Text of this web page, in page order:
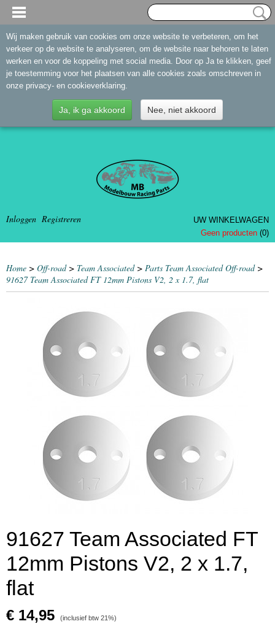
Inloggen Registreren
UW WINKELWAGEN
Geen producten (0)
Home > Off-road> Team Associated> Parts Team Associated Off-road>
91627 Team Associated FT 12mm Pistons V2, 2 x 1.7, flat
91627 Team Associated FT
12mm Pistons V2, 2 x 1.7,
flat
€ 14,95 (inclusief btw 21%)
Wij maken gebruik van cookies om onze website te verbeteren, om het
verkeer op de website te analyseren, om de website naar behoren te laten
werken en voor de koppeling met social media. Door op Ja te klikken, geef
je toestemming voor het plaatsen van alle cookies zoals omschreven in
onze privacy- en cookieverklaring.
Ja, ik ga akkoord Nee, niet akkoord